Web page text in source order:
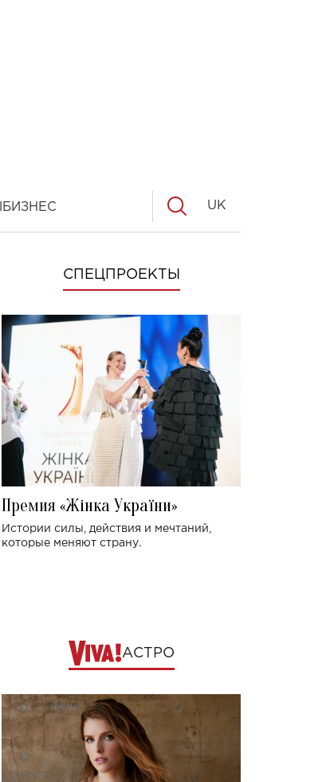
БИЗНЕС UK
СПЕЦПРОЕКТЫ
Премия «Жінка України»
Истории силы, действия и мечтаний,
которые меняют страну.
АСТРО